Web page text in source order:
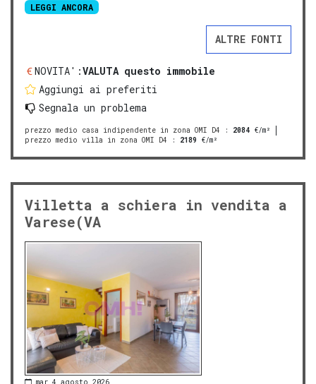
LEGGI ANCORA
ALTRE FONTI
NOVITA':VALUTA questo immobile
Aggiungi ai preferiti
Segnala un problema
prezzo medio casa indipendente in zona OMI D4 : 2084 €/m²
prezzo medio villa in zona OMI D4 : 2189 €/m²
Villetta a schiera in vendita a
Varese(VA
mar 4 agosto 2026